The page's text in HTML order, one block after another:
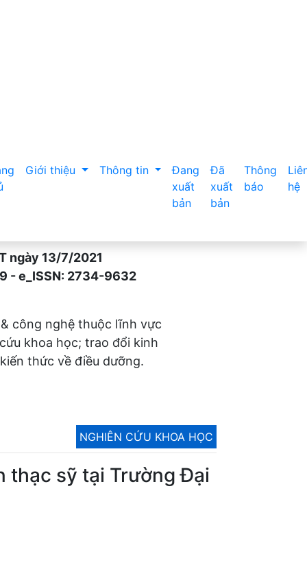
Giới thiệu Thông tin
Đang
xuất
bản
Đã
xuất
bản
Thông
báo
hệ
13/7/2021
2734-9632
công nghệ thuộc lĩnh vực
khoa học; trao đổi kinh
thức về điều dưỡng.
NGHIÊN CỨU KHOA HỌC
thạc sỹ tại Trường Đại